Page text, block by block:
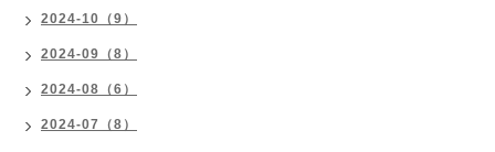
2024-10（9）
2024-09（8）
2024-08（6）
2024-07（8）